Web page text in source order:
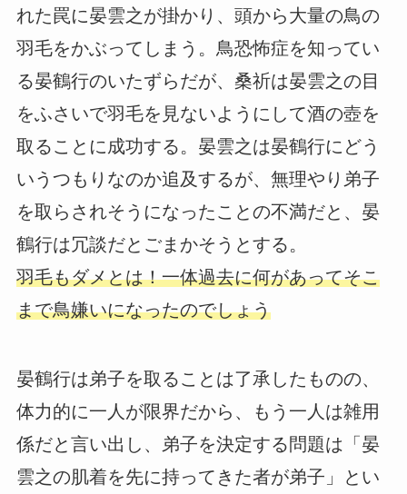
れた罠に晏雲之が掛かり、頭から大量の鳥の
羽毛をかぶってしまう。鳥恐怖症を知ってい
る晏鶴行のいたずらだが、桑祈は晏雲之の目
をふさいで羽毛を見ないようにして酒の壺を
取ることに成功する。晏雲之は晏鶴行にどう
いうつもりなのか追及するが、無理やり弟子
を取らされそうになったことの不満だと、晏
鶴行は冗談だとごまかそうとする。
羽毛もダメとは！一体過去に何があってそこ
まで鳥嫌いになったのでしょう
晏鶴行は弟子を取ることは了承したものの、
体力的に一人が限界だから、もう一人は雑用
係だと言い出し、弟子を決定する問題は「晏
雲之の肌着を先に持ってきた者が弟子」とい